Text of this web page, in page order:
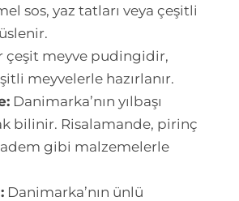
sos, yaz tatları veya çeşitli
çeşit meyve pudingidir,
meyvelerle hazırlanır.
Danimarka’nın yılbaşı
bilinir. Risalamande, pirinç
gibi malzemelerle
Danimarka’nın ünlü